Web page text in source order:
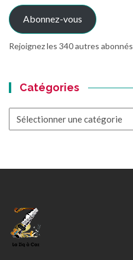
mail
Abonnez-vous
Rejoignez les 340 autres abonnés
Catégories